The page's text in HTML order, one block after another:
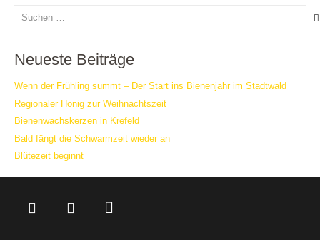
Suchen
Neueste Beiträge
Wenn der Frühling summt – Der Start ins Bienenjahr im Stadtwald
Regionaler Honig zur Weihnachtszeit
Bienenwachskerzen in Krefeld
Bald fängt die Schwarmzeit wieder an
Blütezeit beginnt